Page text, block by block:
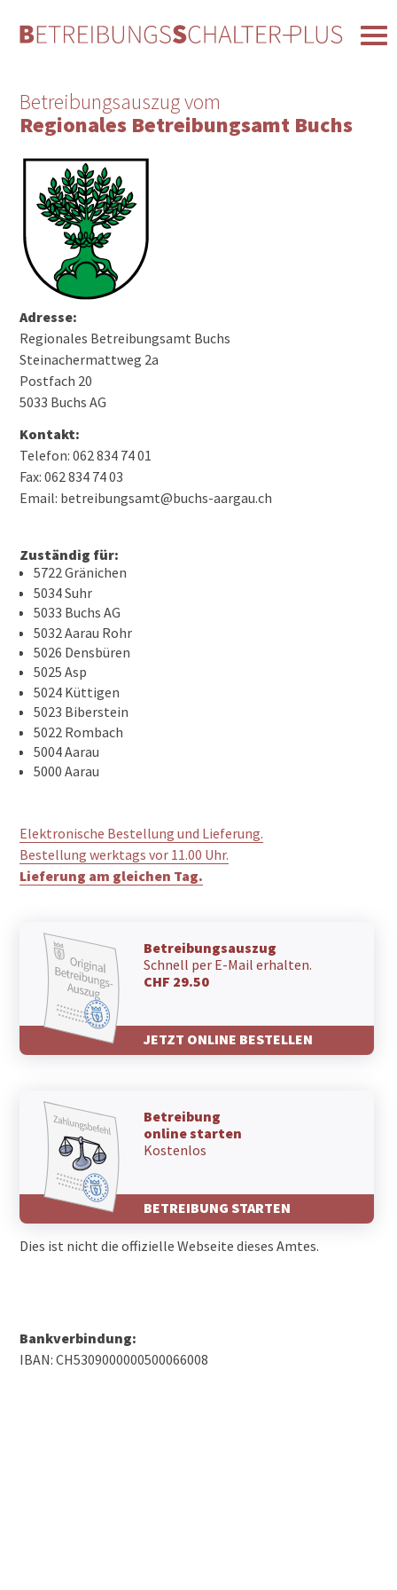
Betreibungsauszug vom
Regionales Betreibungsamt Buchs
Adresse:
Regionales Betreibungsamt Buchs
Steinachermattweg 2a
Postfach 20
5033 Buchs AG
Kontakt:
Telefon: 062 834 74 01
Fax: 062 834 74 03
Email: betreibungsamt@buchs-aargau.ch
Zuständig für:
5722 Gränichen
5034 Suhr
5033 Buchs AG
5032 Aarau Rohr
5026 Densbüren
5025 Asp
5024 Küttigen
5023 Biberstein
5022 Rombach
5004 Aarau
5000 Aarau
Elektronische Bestellung und Lieferung.
Bestellung werktags vor 11.00 Uhr.
Lieferung am gleichen Tag.
Betreibungsauszug
Schnell per E-Mail erhalten.
CHF 29.50
JETZT ONLINE BESTELLEN
Betreibung
online starten
Kostenlos
BETREIBUNG STARTEN
Dies ist nicht die offizielle Webseite dieses Amtes.
Bankverbindung:
IBAN: CH5309000000500066008